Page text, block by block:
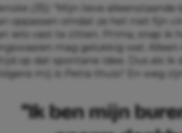
(35):
“Mijn lieve
oppassen omdat ze het niet fijn
iets vast te zitten. Prima, snap ik
mag gelukkig wel.
op dat spontane idee. Dus als ik
mij is Petra thuis!’ En weg
“Ik ben mijn